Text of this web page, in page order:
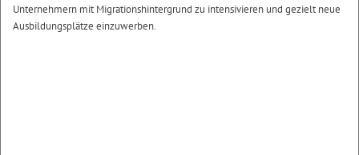
Unternehmern mit Migrationshintergrund zu intensivieren und gezielt neue
Ausbildungsplätze einzuwerben.